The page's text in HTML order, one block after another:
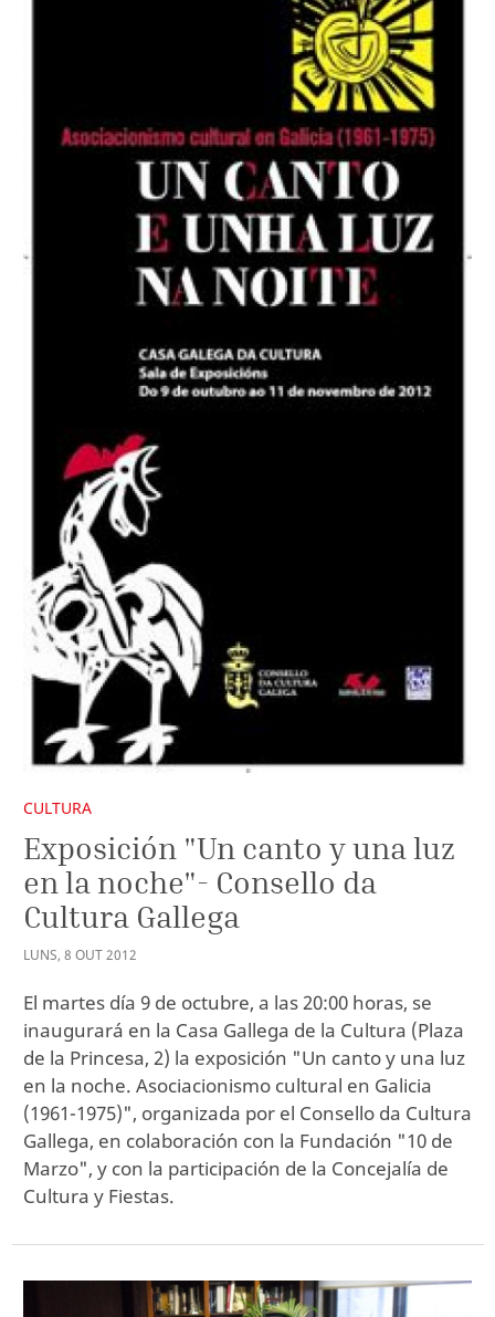
CULTURA
Exposición "Un canto y una luz
en la noche"- Consello da
Cultura Gallega
LUNS, 8 OUT2012
El martes día 9 de octubre, a las 20:00 horas, se
inaugurará en la Casa Gallega de la Cultura (Plaza
de la Princesa, 2) la exposición "Un canto y una luz
en la noche. Asociacionismo cultural en Galicia
(1961-1975)", organizada por el Consello da Cultura
Gallega, en colaboración con la Fundación "10 de
Marzo", y con la participación de la Concejalía de
Cultura y Fiestas.